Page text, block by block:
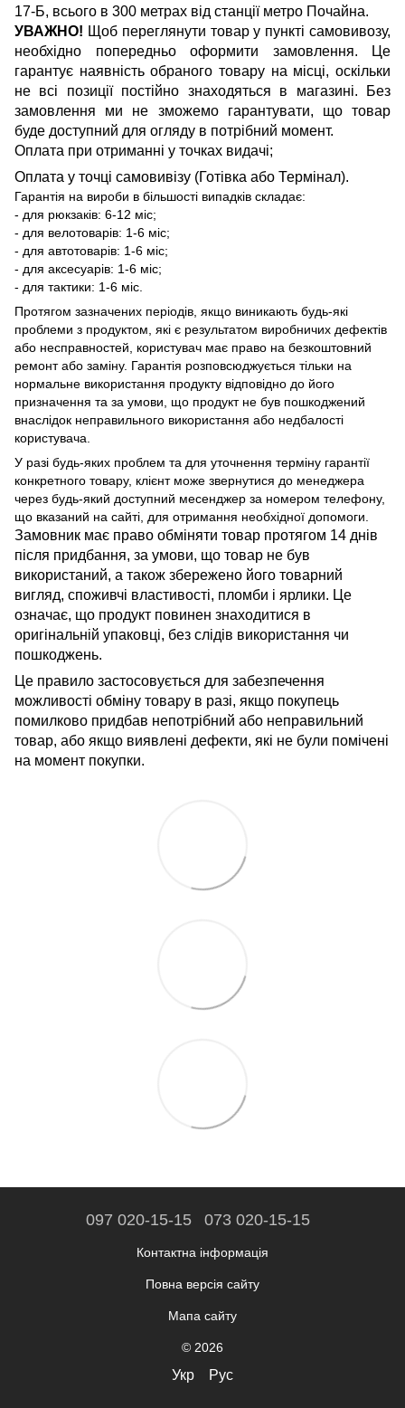
17-Б, всього в 300 метрах від станції метро Почайна.
УВАЖНО! Щоб переглянути товар у пункті самовивозу,
необхідно попередньо оформити замовлення. Це
гарантує наявність обраного товару на місці, оскільки
не всі позиції постійно знаходяться в магазині. Без
замовлення ми не зможемо гарантувати, що товар
буде доступний для огляду в потрібний момент.
Оплата при отриманні у точках видачі;
Оплата у точці самовивізу (Готівка або Термінал).
Гарантія на вироби в більшості випадків складає:
- для рюкзаків: 6-12 міс;
- для велотоварів: 1-6 міс;
- для автотоварів: 1-6 міс;
- для аксесуарів: 1-6 міс;
- для тактики: 1-6 міс.
Протягом зазначених періодів, якщо виникають будь-які
проблеми з продуктом, які є результатом виробничих дефектів
або несправностей, користувач має право на безкоштовний
ремонт або заміну. Гарантія розповсюджується тільки на
нормальне використання продукту відповідно до його
призначення та за умови, що продукт не був пошкоджений
внаслідок неправильного використання або недбалості
користувача.
У разі будь-яких проблем та для уточнення терміну гарантії
конкретного товару, клієнт може звернутися до менеджера
через будь-який доступний месенджер за номером телефону,
що вказаний на сайті, для отримання необхідної допомоги.
Замовник має право обміняти товар протягом 14 днів
після придбання, за умови, що товар не був
використаний, а також збережено його товарний
вигляд, споживчі властивості, пломби і ярлики. Це
означає, що продукт повинен знаходитися в
оригінальній упаковці, без слідів використання чи
пошкоджень.
Це правило застосовується для забезпечення
можливості обміну товару в разі, якщо покупець
помилково придбав непотрібний або неправильний
товар, або якщо виявлені дефекти, які не були помічені
на момент покупки.
097 020-15-15 073 020-15-15
Контактна інформація
Повна версія сайту
Мапа сайту
© 2026
Укр Рус